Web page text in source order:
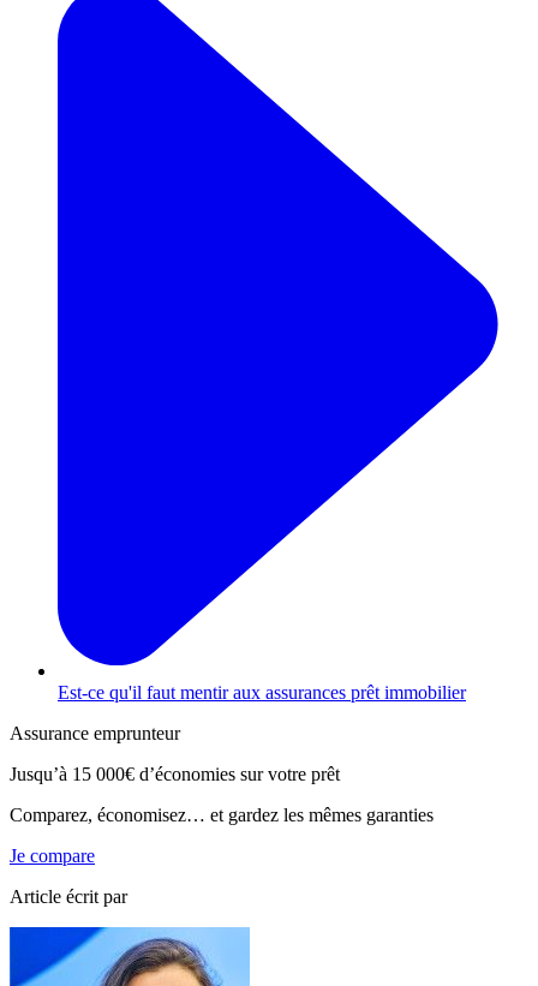
Est-ce qu'il faut mentir aux assurances prêt immobilier
Assurance emprunteur
Jusqu’à 15 000€ d’économies sur votre prêt
Comparez, économisez… et gardez les mêmes garanties
Je compare
Article écrit par